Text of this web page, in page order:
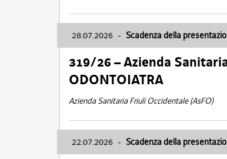
28.07.2026 - Scadenza della
319/26 – Azienda
ODONTOIATRA
Azienda Sanitaria Friuli Occidentale (AsFO)
22.07.2026 - Scadenza della